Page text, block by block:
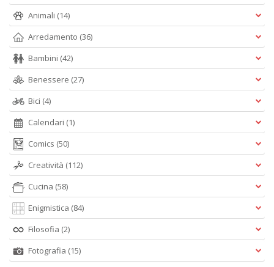
Animali (14)
Arredamento (36)
Bambini (42)
Benessere (27)
Bici (4)
Calendari (1)
Comics (50)
Creatività (112)
Cucina (58)
Enigmistica (84)
Filosofia (2)
Fotografia (15)